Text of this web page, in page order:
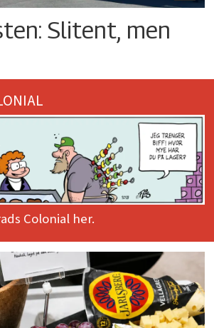
Slitent, men
Colonial her.